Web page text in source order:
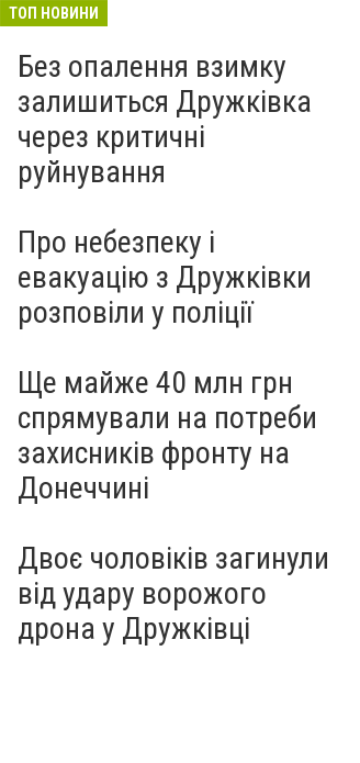
ТОП НОВИНИ
Без опалення взимку
залишиться Дружківка
через критичні
руйнування
Про небезпеку і
евакуацію з Дружківки
розповіли у поліції
Ще майже 40 млн грн
спрямували на потреби
захисників фронту на
Донеччині
Двоє чоловіків загинули
від удару ворожого
дрона у Дружківці